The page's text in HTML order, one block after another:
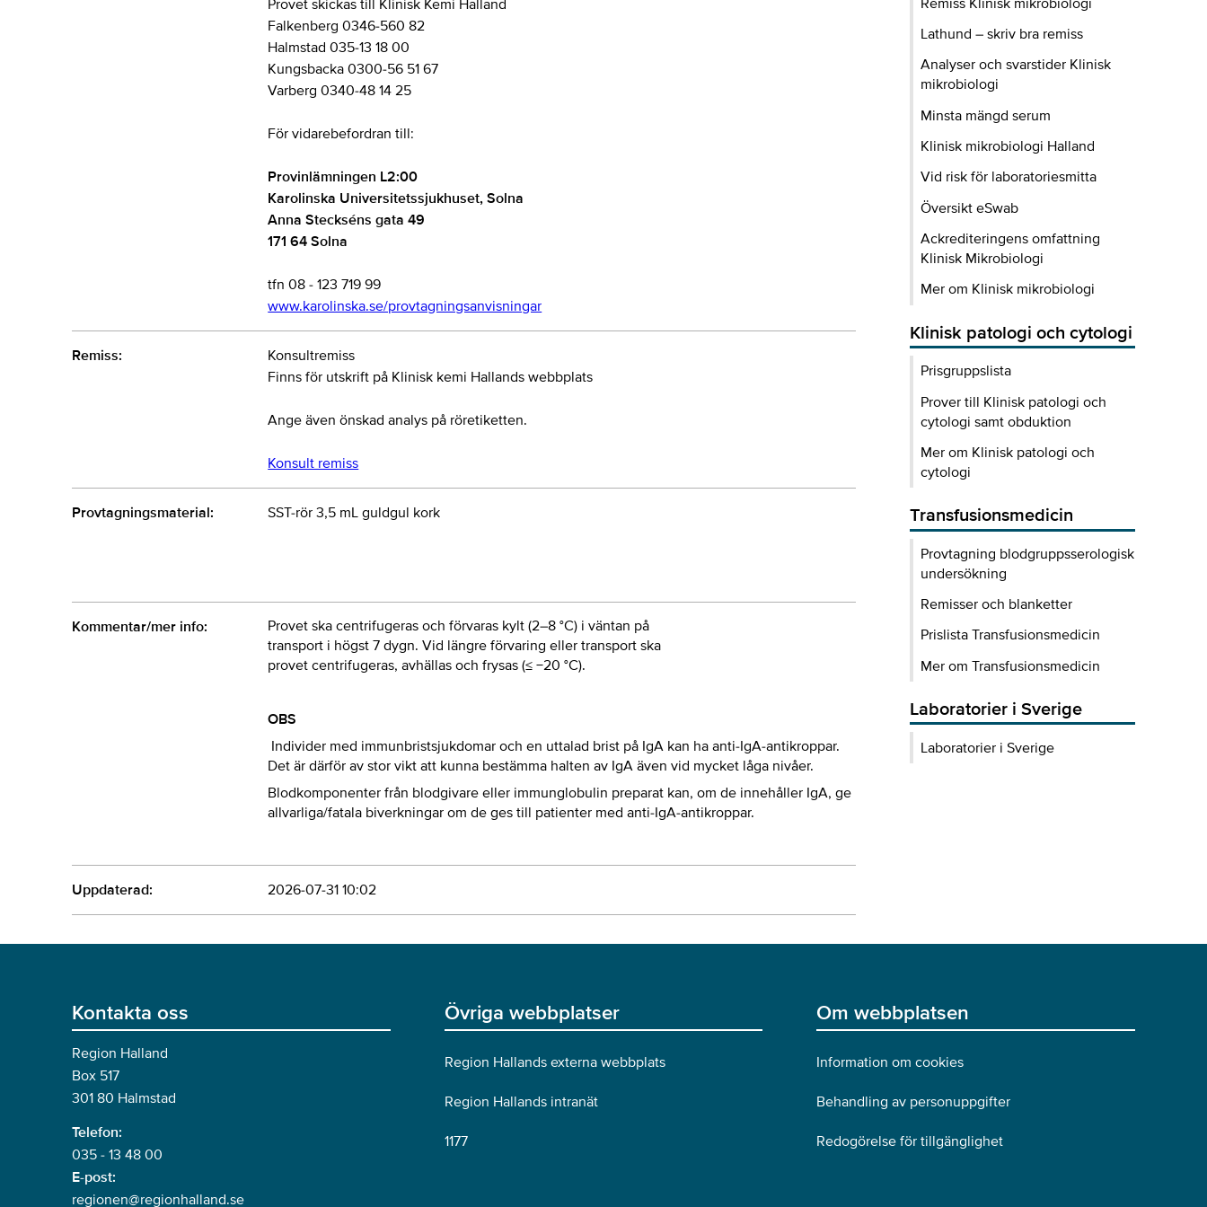
Provet skickas till Klinisk Kemi Halland
Falkenberg 0346-560 82
Halmstad 035-13 18 00
Kungsbacka 0300-56 51 67
Varberg 0340-48 14 25
För vidarebefordran till:
Provinlämningen L2:00
Karolinska Universitetssjukhuset, Solna
Anna Steckséns gata 49
171 64 Solna
tfn 08 - 123 719 99
www.karolinska.se/provtagningsanvisningar
Remiss:
Konsultremiss
Finns för utskrift på Klinisk kemi Hallands webbplats
Ange även önskad analys på röretiketten.
Konsult remiss
Provtagningsmaterial: SST-rör 3,5 mL guldgul kork
Kommentar/mer info:
Provet ska centrifugeras och förvaras kylt (2–8 °C) i väntan på
transport i högst 7 dygn. Vid längre förvaring eller transport ska
provet centrifugeras, avhällas och frysas (≤ −20 °C).
OBS
Individer med immunbristsjukdomar och en uttalad brist på IgA kan ha anti-IgA-antikroppar.
Det är därför av stor vikt att kunna bestämma halten av IgA även vid mycket låga nivåer.
Blodkomponenter från blodgivare eller immunglobulin preparat kan, om de innehåller IgA, ge
allvarliga/fatala biverkningar om de ges till patienter med anti-IgA-antikroppar.
Uppdaterad: 2026-07-31 10:02
Lathund – skriv bra remiss
Analyser och svarstider Klinisk
mikrobiologi
Minsta mängd serum
Klinisk mikrobiologi Halland
Vid risk för laboratoriesmitta
Översikt eSwab
Ackrediteringens omfattning
Klinisk Mikrobiologi
Mer om Klinisk mikrobiologi
Klinisk patologi och cytologi
Prisgruppslista
Prover till Klinisk patologi och
cytologi samt obduktion
Mer om Klinisk patologi och
cytologi
Transfusionsmedicin
Provtagning blodgruppsserologisk
undersökning
Remisser och blanketter
Prislista Transfusionsmedicin
Mer om Transfusionsmedicin
Laboratorier i Sverige
Laboratorier i Sverige
Kontakta oss
Region Halland
Box 517
301 80 Halmstad
Telefon:
035 - 13 48 00
E-post:
regionen@regionhalland.se
Övriga webbplatser
Region Hallands externa webbplats
Region Hallands intranät
1177
Om webbplatsen
Information om cookies
Behandling av personuppgifter
Redogörelse för tillgänglighet